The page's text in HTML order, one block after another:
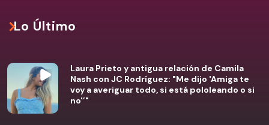
Lo Último
Laura Prieto y antigua relación de Camila
Nash con JC Rodríguez: "Me dijo 'Amiga te
voy a averiguar todo, si está pololeando o si
no'’"